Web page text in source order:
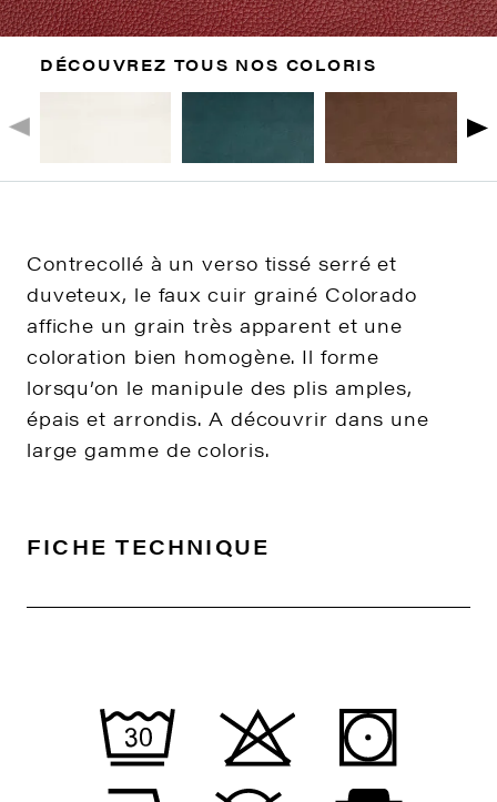
DÉCOUVREZ TOUS NOS COLORIS
Contrecollé à un verso tissé serré et
duveteux, le faux cuir grainé Colorado
affiche un grain très apparent et une
coloration bien homogène. Il forme
lorsqu’on le manipule des plis amples,
épais et arrondis. A découvrir dans une
large gamme de coloris.
FICHE TECHNIQUE